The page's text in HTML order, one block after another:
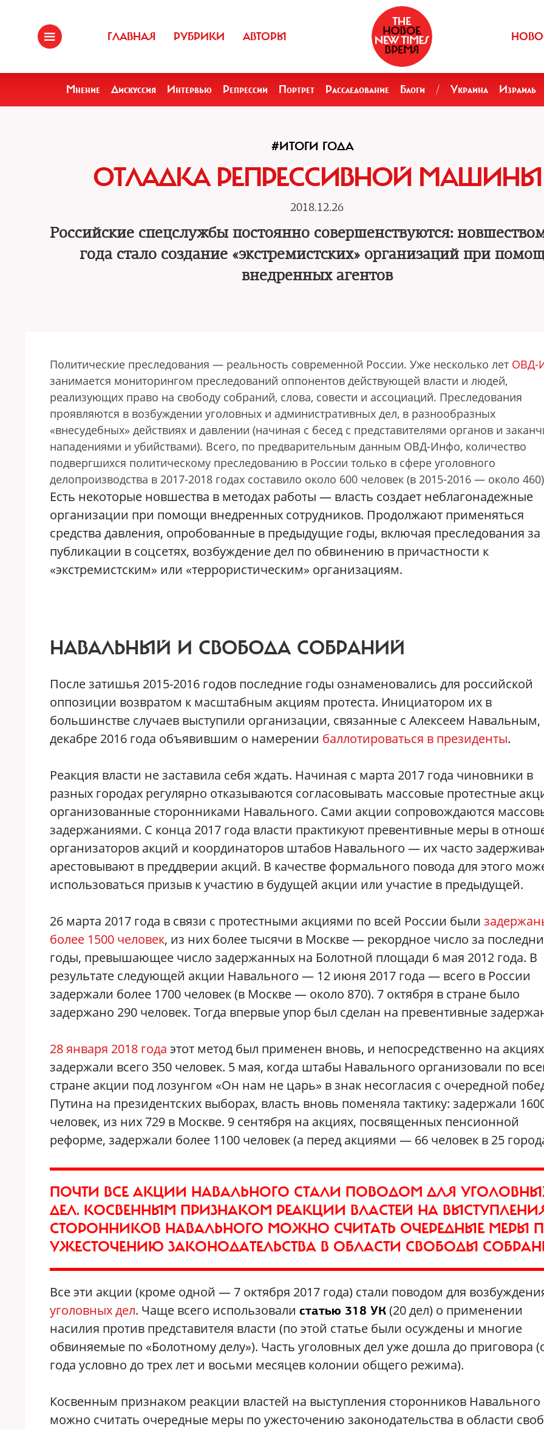
ГЛАВНАЯ РУБРИКИ АВТОРЫ
Мнение Дискуссия Интервью Репрессии Портрет Расследование Блоги / Украина Израиль
#ИТОГИ ГОДА
ОТЛАДКА РЕПРЕССИВНОЙ МАШИНЫ
2018.12.26
Российские спецслужбы постоянно совершенствуются:
года стало создание «экстремистских» организаций при
внедренных агентов
Политические преследования — реальность современной России. Уже несколько лет ОВД-
занимается мониторингом преследований оппонентов действующей власти и людей,
реализующих право на свободу собраний, слова, совести и ассоциаций. Преследования
проявляются в возбуждении уголовных и административных дел, в разнообразных
«внесудебных» действиях и давлении (начиная с бесед с представителями органов и
нападениями и убийствами). Всего, по предварительным данным ОВД-Инфо, количество
подвергшихся политическому преследованию в России только в сфере уголовного
делопроизводства в 2017-2018 годах составило около 600 человек (в 2015-2016 — около
Есть некоторые новшества в методах работы — власть создает неблагонадежные
организации при помощи внедренных сотрудников. Продолжают применяться
средства давления, опробованные в предыдущие годы, включая преследования за
публикации в соцсетях, возбуждение дел по обвинению в причастности к
«экстремистским» или «террористическим» организациям.
НАВАЛЬНЫЙ И СВОБОДА СОБРАНИЙ
После затишья 2015-2016 годов последние годы ознаменовались для российской
оппозиции возвратом к масштабным акциям протеста. Инициатором их в
большинстве случаев выступили организации, связанные с Алексеем Навальным,
декабре 2016 года объявившим о намерении баллотироваться в президенты.
Реакция власти не заставила себя ждать. Начиная с марта 2017 года чиновники в
разных городах регулярно отказываются согласовывать массовые протестные
организованные сторонниками Навального. Сами акции сопровождаются
задержаниями. С конца 2017 года власти практикуют превентивные меры в
организаторов акций и координаторов штабов Навального — их часто
арестовывают в преддверии акций. В качестве формального повода для этого
использоваться призыв к участию в будущей акции или участие в предыдущей.
26 марта 2017 года в связи с протестными акциями по всей России были
более 1500 человек, из них более тысячи в Москве — рекордное число за
годы, превышающее число задержанных на Болотной площади 6 мая 2012 года. В
результате следующей акции Навального — 12 июня 2017 года — всего в России
задержали более 1700 человек (в Москве — около 870). 7 октября в стране было
задержано 290 человек. Тогда впервые упор был сделан на превентивные
28 января 2018 года этот метод был применен вновь, и непосредственно на акциях
задержали всего 350 человек. 5 мая, когда штабы Навального организовали по
стране акции под лозунгом «Он нам не царь» в знак несогласия с очередной
Путина на президентских выборах, власть вновь поменяла тактику: задержали
человек, из них 729 в Москве. 9 сентября на акциях, посвященных пенсионной
реформе, задержали более 1100 человек (а перед акциями — 66 человек в 25
ПОЧТИ ВСЕ АКЦИИ НАВАЛЬНОГО СТАЛИ ПОВОДОМ ДЛЯ
ДЕЛ. КОСВЕННЫМ ПРИЗНАКОМ РЕАКЦИИ ВЛАСТЕЙ НА
СТОРОННИКОВ НАВАЛЬНОГО МОЖНО СЧИТАТЬ ОЧЕРЕДНЫЕ МЕРЫ
УЖЕСТОЧЕНИЮ ЗАКОНОДАТЕЛЬСТВА В ОБЛАСТИ СВОБОДЫ
Все эти акции (кроме одной — 7 октября 2017 года) стали поводом для
уголовных дел. Чаще всего использовали статью 318 УК(20 дел) о применении
насилия против представителя власти (по этой статье были осуждены и многие
обвиняемые по «Болотному делу»). Часть уголовных дел уже дошла до приговора
года условно до трех лет и восьми месяцев колонии общего режима).
Косвенным признаком реакции властей на выступления сторонников Навального
можно считать очередные меры по ужесточению законодательства в области